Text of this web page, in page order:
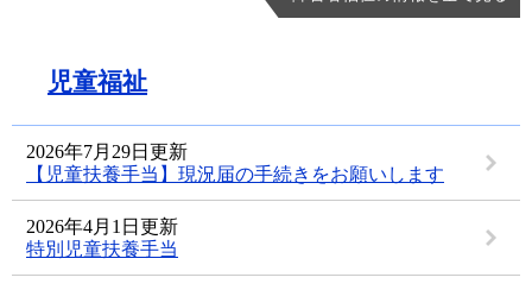
児童福祉
2026年7月29日更新
【児童扶養手当】現況届の手続きをお願いします
2026年4月1日更新
特別児童扶養手当